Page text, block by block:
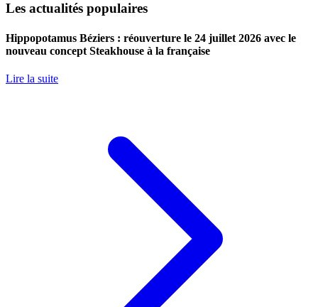
Les actualités populaires
Hippopotamus Béziers : réouverture le 24 juillet 2026 avec le
nouveau concept Steakhouse à la française
Lire la suite